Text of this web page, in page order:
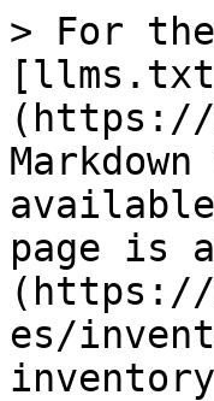
> For
(https://
page is
(https://
es/